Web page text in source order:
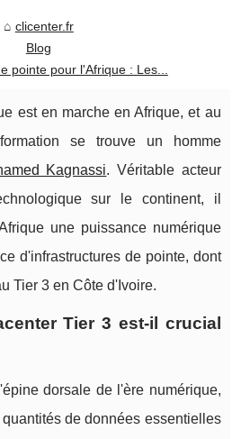
clicenter.fr
Blog
pointe pour l'Afrique : Les...
est en marche en Afrique, et au
se trouve un homme
Kagnassi. Véritable acteur
sur le continent, il
une puissance numérique
d'infrastructures de pointe, dont
Tier 3 en Côte d'Ivoire.
Tier 3 est-il crucial
dorsale de l'ère numérique,
de données essentielles